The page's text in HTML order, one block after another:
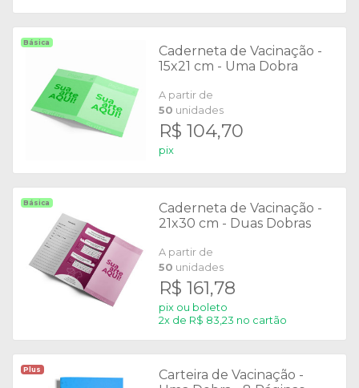
Básica
Caderneta de Vacinação -
15x21 cm - Uma Dobra
A partir de
50 unidades
R$ 104,70
pix
Básica
Caderneta de Vacinação -
21x30 cm - Duas Dobras
A partir de
50 unidades
R$ 161,78
pix ou boleto
2x de R$ 83,23 no cartão
Plus
Carteira de Vacinação -